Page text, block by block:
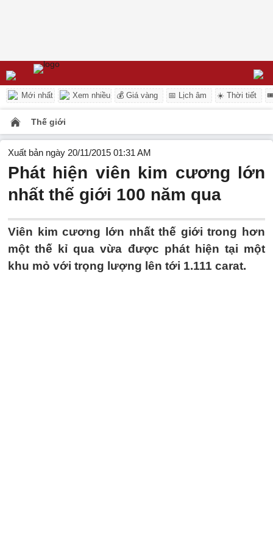
Mới nhất Xem nhiều 💰 Giá vàng 📅 Lịch âm ☀️ Thời tiết
Thế giới
Xuất bản ngày 20/11/2015 01:31 AM
Phát hiện viên kim cương lớn
nhất thế giới 100 năm qua
Viên kim cương lớn nhất thế giới trong hơn
một thế kỉ qua vừa được phát hiện tại một
khu mỏ với trọng lượng lên tới 1.111 carat.